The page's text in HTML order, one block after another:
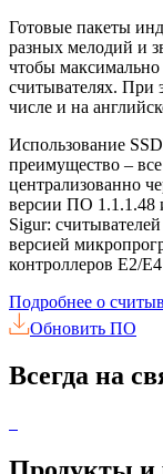
Готовые пакеты
разных мелодий и
чтобы максимально
считывателях. При
числе и на
Использование
преимущество –
централизованно
версии ПО 1.1.1.48
Sigur:
версией
контроллеров Е2/
Подробнее о
Обновить ПО
Всегда на